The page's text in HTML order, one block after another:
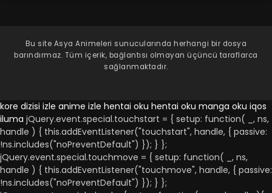
Bu site Asya Animeleri sunucularında herhangi bir dosya
barındırmaz. Tüm içerik, bağlantısı olmayan üçüncü taraflarca
sağlanmaktadır.
kore dizisi izle anime izle hentai oku hentai oku manga oku iqos
iluma jQuery.event.special.touchstart = { setup: function( _, ns,
handle ) { this.addEventListener("touchstart", handle, { passive:
!ns.includes("noPreventDefault") }); } };
jQuery.event.special.touchmove = { setup: function( _, ns,
handle ) { this.addEventListener("touchmove", handle, { passive:
!ns.includes("noPreventDefault") }); } };